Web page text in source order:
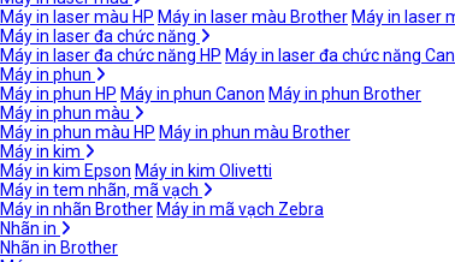
Máy in laser màu HP Máy in laser màu Brother Máy in laser
Máy in laser đa chức năng
Máy in laser đa chức năng HP Máy in laser đa chức năng
Máy in phun
Máy in phun HP Máy in phun Canon Máy in phun Brother
Máy in phun màu
Máy in phun màu HP Máy in phun màu Brother
Máy in kim
Máy in kim Epson Máy in kim Olivetti
Máy in tem nhãn, mã vạch
Máy in nhãn Brother Máy in mã vạch Zebra
Nhãn in
Nhãn in Brother